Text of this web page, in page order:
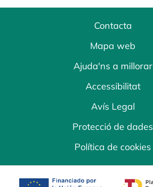
Contacta
Mapa web
Ajuda'ns a millorar
Accessibilitat
Avís Legal
Protecció de dades
Política de cookies
opens in a new tab